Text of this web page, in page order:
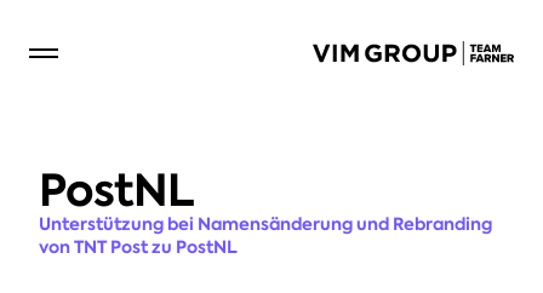
PostNL
Unterstützung bei Namensänderung und Rebranding
von TNT Post zu PostNL